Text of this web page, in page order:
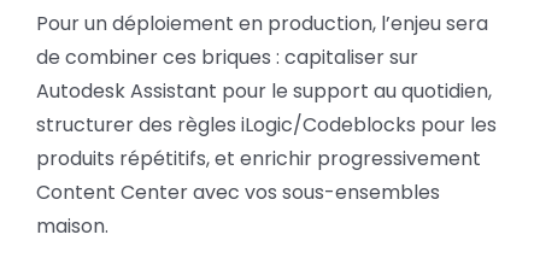
Pour un déploiement en production, l’enjeu sera
de combiner ces briques : capitaliser sur
Autodesk Assistant pour le support au quotidien,
structurer des règles iLogic/Codeblocks pour les
produits répétitifs, et enrichir progressivement
Content Center avec vos sous-ensembles
maison.